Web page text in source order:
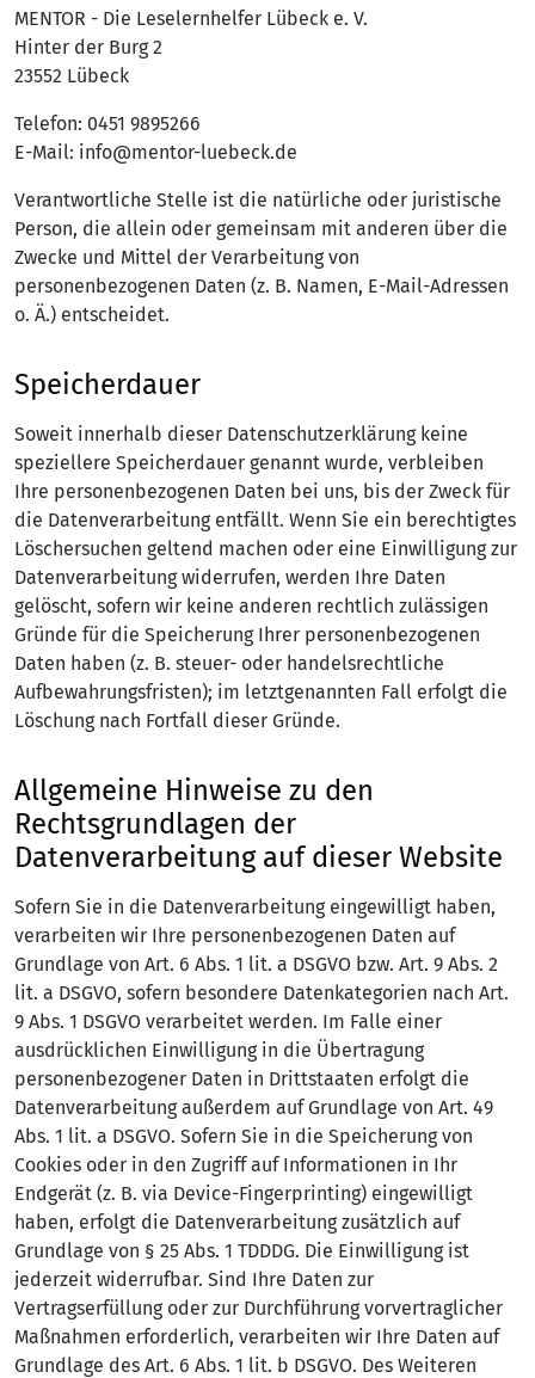
MENTOR - Die Leselernhelfer Lübeck e. V.
Hinter der Burg 2
23552 Lübeck
Telefon: 0451 9895266
E-Mail: info@mentor-luebeck.de
Verantwortliche Stelle ist die natürliche oder juristische
Person, die allein oder gemeinsam mit anderen über die
Zwecke und Mittel der Verarbeitung von
personenbezogenen Daten (z. B. Namen, E-Mail-Adressen
o. Ä.) entscheidet.
Speicherdauer
Soweit innerhalb dieser Datenschutzerklärung keine
speziellere Speicherdauer genannt wurde, verbleiben
Ihre personenbezogenen Daten bei uns, bis der Zweck für
die Datenverarbeitung entfällt. Wenn Sie ein berechtigtes
Löschersuchen geltend machen oder eine Einwilligung zur
Datenverarbeitung widerrufen, werden Ihre Daten
gelöscht, sofern wir keine anderen rechtlich zulässigen
Gründe für die Speicherung Ihrer personenbezogenen
Daten haben (z. B. steuer- oder handelsrechtliche
Aufbewahrungsfristen); im letztgenannten Fall erfolgt die
Löschung nach Fortfall dieser Gründe.
Allgemeine Hinweise zu den
Rechtsgrundlagen der
Datenverarbeitung auf dieser Website
Sofern Sie in die Datenverarbeitung eingewilligt haben,
verarbeiten wir Ihre personenbezogenen Daten auf
Grundlage von Art. 6 Abs. 1 lit. a DSGVO bzw. Art. 9 Abs. 2
lit. a DSGVO, sofern besondere Datenkategorien nach Art.
9 Abs. 1 DSGVO verarbeitet werden. Im Falle einer
ausdrücklichen Einwilligung in die Übertragung
personenbezogener Daten in Drittstaaten erfolgt die
Datenverarbeitung außerdem auf Grundlage von Art. 49
Abs. 1 lit. a DSGVO. Sofern Sie in die Speicherung von
Cookies oder in den Zugriff auf Informationen in Ihr
Endgerät (z. B. via Device-Fingerprinting) eingewilligt
haben, erfolgt die Datenverarbeitung zusätzlich auf
Grundlage von § 25 Abs. 1 TDDDG. Die Einwilligung ist
jederzeit widerrufbar. Sind Ihre Daten zur
Vertragserfüllung oder zur Durchführung vorvertraglicher
Maßnahmen erforderlich, verarbeiten wir Ihre Daten auf
Grundlage des Art. 6 Abs. 1 lit. b DSGVO. Des Weiteren